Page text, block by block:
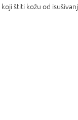
koji štiti kožu od